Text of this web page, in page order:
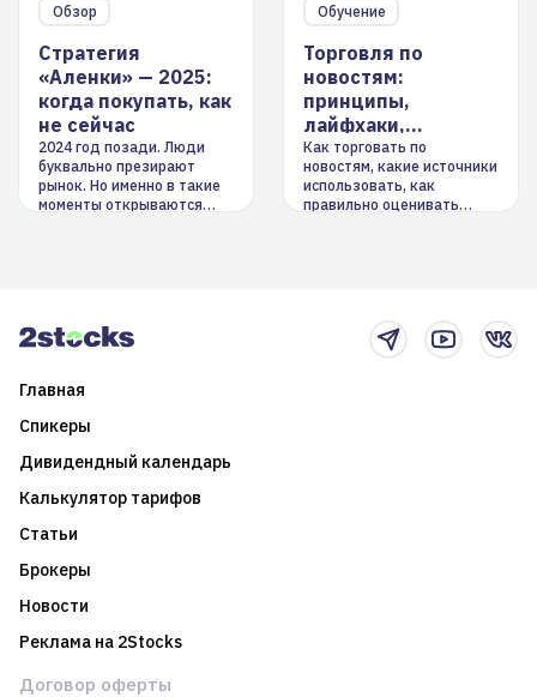
Обзор
Стратегия
«Аленки» — 2025:
когда покупать, как
не сейчас
2024 год позади. Люди
буквально презирают
рынок. Но именно в такие
моменты открываются
Обучение
Торговля по
новостям:
принципы,
лайфхаки,
инструменты
Как торговать по
новостям, какие источники
использовать, как
правильно оценивать
Главная
Спикеры
Дивидендный календарь
Калькулятор тарифов
Статьи
Брокеры
Новости
Реклама на 2Stocks
Договор оферты